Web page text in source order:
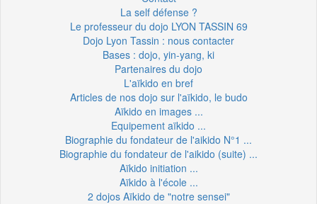
La self défense ?
Le professeur du dojo LYON TASSIN 69
Dojo Lyon Tassin : nous contacter
Bases : dojo, yin-yang, ki
Partenaires du dojo
L'aïkido en bref
Articles de nos dojo sur l'aïkido, le budo
Aïkido en images ...
Equipement aïkido ...
Biographie du fondateur de l'aikido N°1 ...
Biographie du fondateur de l'aikido (suite) ...
Aïkido initiation ...
Aïkido à l'école ...
2 dojos Aïkido de "notre sensei"